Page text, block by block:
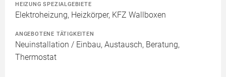
HEIZUNG SPEZIALGEBIETE
Elektroheizung, Heizkörper, KFZ Wallboxen
ANGEBOTENE TÄTIGKEITEN
Neuinstallation / Einbau, Austausch, Beratung,
Thermostat